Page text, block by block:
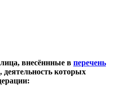
внесённные в перечень
деятельность которых